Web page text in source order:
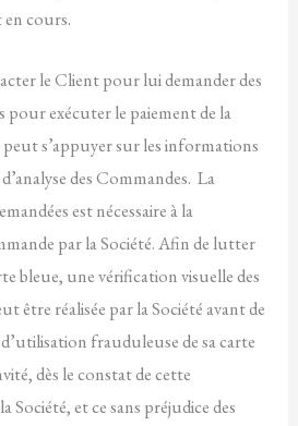
en cours.
le Client pour lui demander des
pour exécuter le paiement de la
s’appuyer sur les informations
des Commandes. La
est nécessaire à la
par la Société. Afin de lutter
bleue, une vérification visuelle des
être réalisée par la Société avant de
frauduleuse de sa carte
dès le constat de cette
et ce sans préjudice des